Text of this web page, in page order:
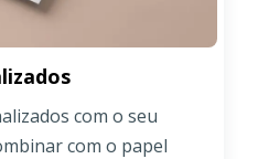
com o seu
com o papel